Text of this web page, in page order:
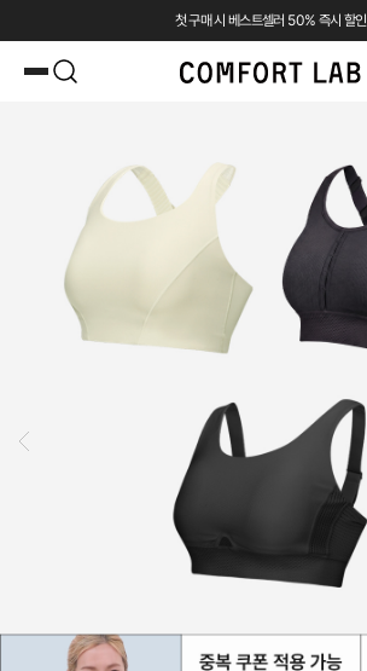
첫 구매 시 베스트셀러 50% 즉시 할인